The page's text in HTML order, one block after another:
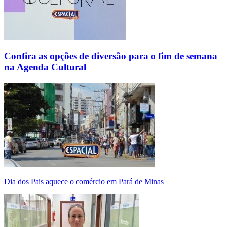
Confira as opções de diversão para o fim de semana
na Agenda Cultural
Dia dos Pais aquece o comércio em Pará de Minas